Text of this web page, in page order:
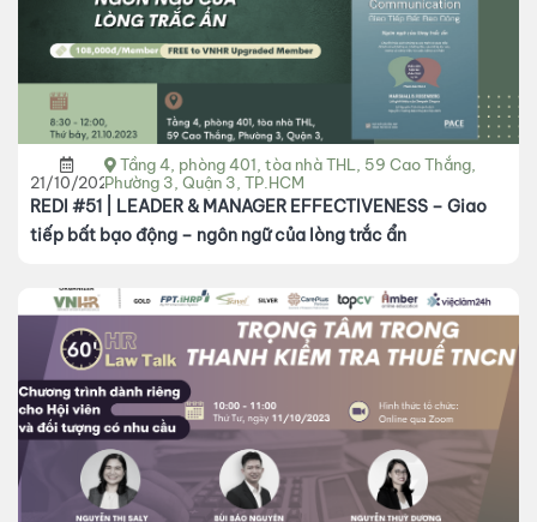
21/10/2023
Tầng 4, phòng 401, tòa nhà THL, 59 Cao Thắng,
Phường 3, Quận 3, TP.HCM
REDI #51 | LEADER & MANAGER EFFECTIVENESS – Giao
tiếp bất bạo động – ngôn ngữ của lòng trắc ẩn